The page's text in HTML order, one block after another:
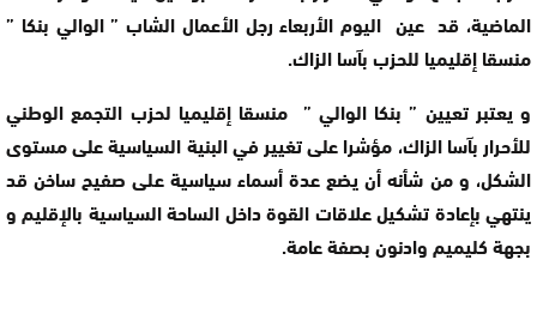
الماضية، قد عين اليوم الأربعاء رجل الأعمال الشاب ” الوالي بنكا ”
منسقا إقليميا للحزب بآسا الزاك.
و يعتبر تعيين ” بنكا الوالي ” منسقا إقليميا لحزب التجمع الوطني
للأحرار بآسا الزاك، مؤشرا على تغيير في البنية السياسية على مستوى
الشكل، و من شأنه أن يضع عدة أسماء سياسية على صفيح ساخن قد
ينتهي بإعادة تشكيل علاقات القوة داخل الساحة السياسية بالإقليم و
بجهة كليميم وادنون بصفة عامة.